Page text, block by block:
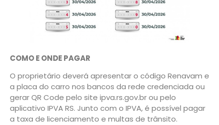
COMO E ONDE PAGAR
O proprietário deverá apresentar o código Renavam e
a placa do carro nos bancos da rede credenciada ou
gerar QR Code pelo site ipva.rs.gov.br ou pelo
aplicativo IPVA RS. Junto com o IPVA, é possível pagar
a taxa de licenciamento e multas de trânsito.